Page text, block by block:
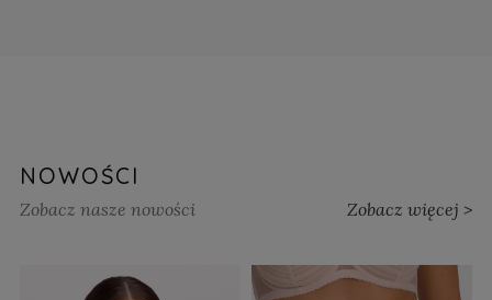
NOWOŚCI
Zobacz nasze nowości Zobacz więcej >